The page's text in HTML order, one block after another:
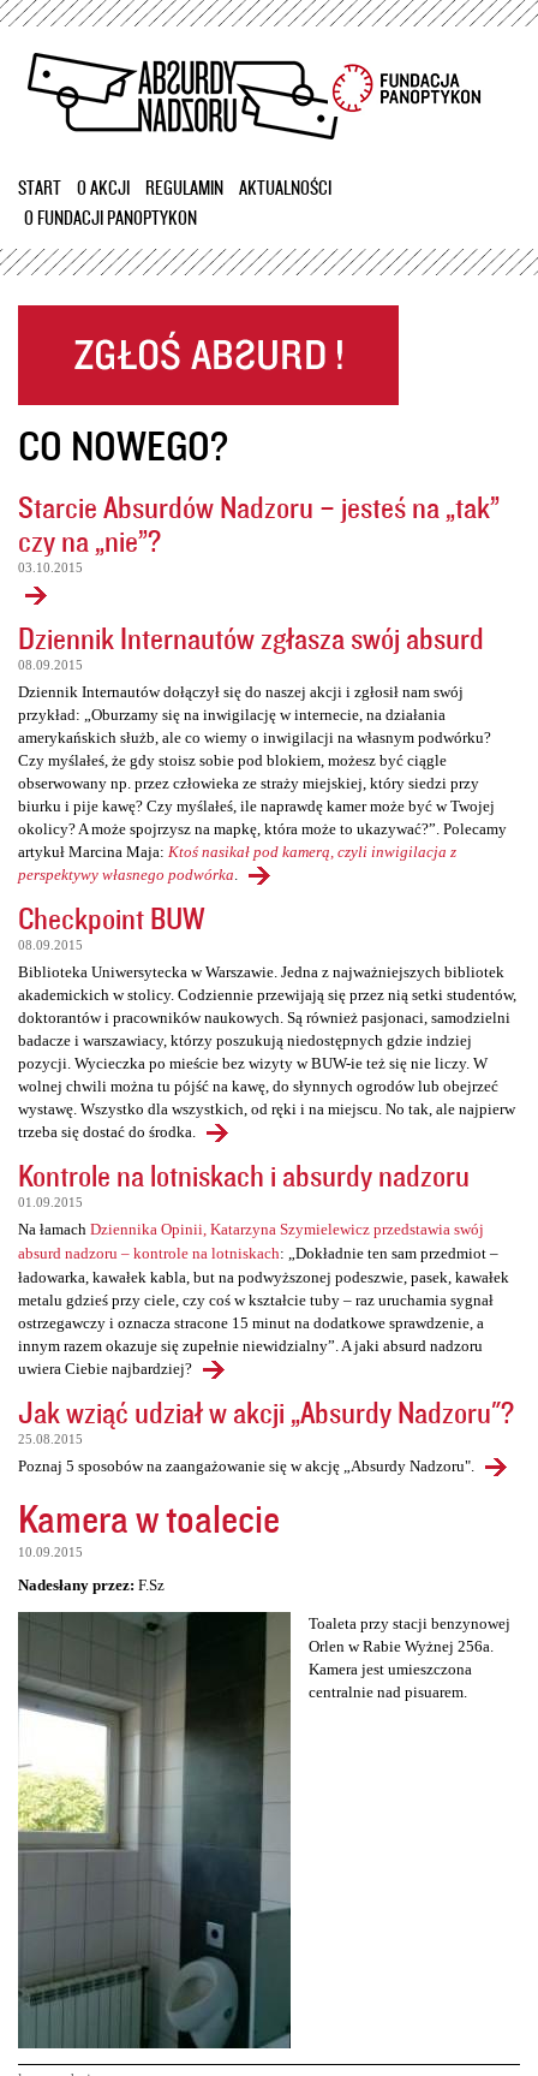
Przejdź
treści
START O AKCJI REGULAMIN
AKTUALNOŚCI
O FUNDACJI PANOPTYKON
CO NOWEGO?
Starcie Absurdów Nadzoru – jesteś na „tak”
czy na „nie”?
03.10.2015
Dziennik Internautów zgłasza swój absurd
08.09.2015
Dziennik Internautów dołączył się do naszej akcji i zgłosił nam swój
przykład: „Oburzamy się na inwigilację w internecie, na działania
amerykańskich służb, ale co wiemy o inwigilacji na własnym podwórku?
Czy myślałeś, że gdy stoisz sobie pod blokiem, możesz być ciągle
obserwowany np. przez człowieka ze straży miejskiej, który siedzi przy
biurku i pije kawę? Czy myślałeś, ile naprawdę kamer może być w Twojej
okolicy? A może spojrzysz na mapkę, która może to ukazywać?”. Polecamy
artykuł Marcina Maja: Ktoś nasikał pod kamerą, czyli inwigilacja z
perspektywy własnego podwórka
Checkpoint BUW
08.09.2015
Biblioteka Uniwersytecka w Warszawie. Jedna z najważniejszych bibliotek
akademickich w stolicy. Codziennie przewijają się przez nią setki studentów,
doktorantów i pracowników naukowych. Są również pasjonaci, samodzielni
badacze i warszawiacy, którzy poszukują niedostępnych gdzie indziej
pozycji. Wycieczka po mieście bez wizyty w BUW-ie też się nie liczy. W
wolnej chwili można tu pójść na kawę, do słynnych ogrodów lub obejrzeć
wystawę. Wszystko dla wszystkich, od ręki i na miejscu. No tak, ale najpierw
trzeba się dostać do środka.
Kontrole na lotniskach i absurdy nadzoru
01.09.2015
Na łamach Dziennika Opinii, Katarzyna Szymielewicz przedstawia swój
absurd nadzoru – kontrole na lotniskach: „Dokładnie ten sam przedmiot –
ładowarka, kawałek kabla, but na podwyższonej podeszwie, pasek, kawałek
metalu gdzieś przy ciele, czy coś w kształcie tuby – raz uruchamia sygnał
ostrzegawczy i oznacza stracone 15 minut na dodatkowe sprawdzenie, a
innym razem okazuje się zupełnie niewidzialny”. A jaki absurd nadzoru
uwiera Ciebie najbardziej?
Jak wziąć udział w akcji „Absurdy Nadzoru"?
25.08.2015
Poznaj 5 sposobów na zaangażowanie się w akcję „Absurdy Nadzoru".
Kamera w toalecie
10.09.2015
Nadesłany przez: F.Sz
Toaleta przy stacji benzynowej
Orlen w Rabie Wyżnej 256a.
Kamera jest umieszczona
centralnie nad pisuarem.